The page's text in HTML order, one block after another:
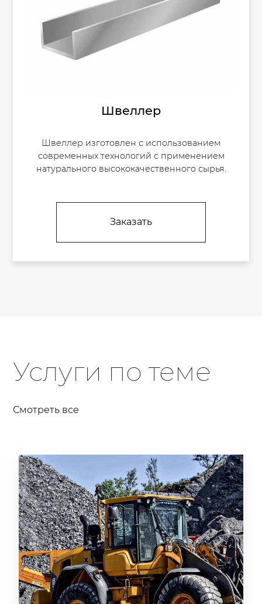
Швеллер
Швеллер изготовлен с использованием
современных технологий с применением
натурального высококачественного сырья.
Заказать
Услуги по теме
Смотреть все